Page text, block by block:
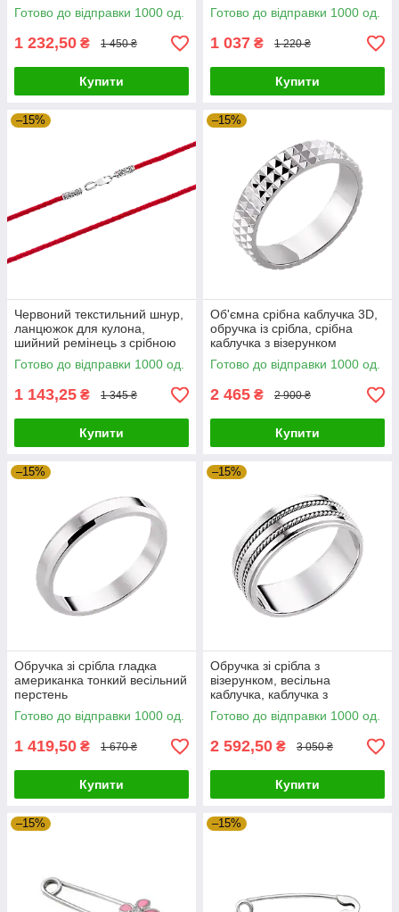
Готово до відправки 1000 од.
1 232,50 ₴ 1 450 ₴
Купити
Готово до відправки 1000 од.
1 037 ₴ 1 220 ₴
Купити
–15%
Червоний текстильний шнур,
ланцюжок для кулона,
шийний ремінець з срібною
застібкою
Готово до відправки 1000 од.
1 143,25 ₴ 1 345 ₴
Купити
–15%
Об'ємна срібна каблучка 3D,
обручка із срібла, срібна
каблучка з візерунком
Готово до відправки 1000 од.
2 465 ₴ 2 900 ₴
Купити
–15%
Обручка зі срібла гладка
американка тонкий весільний
перстень
Готово до відправки 1000 од.
1 419,50 ₴ 1 670 ₴
Купити
–15%
Обручка зі срібла з
візерунком, весільна
каблучка, каблучка з
гравіюванням
Готово до відправки 1000 од.
2 592,50 ₴ 3 050 ₴
Купити
–15% –15%